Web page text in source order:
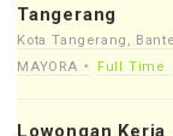
Tangerang
Kota Tangerang,
MAYORA
Full Time
Lowongan Kerja